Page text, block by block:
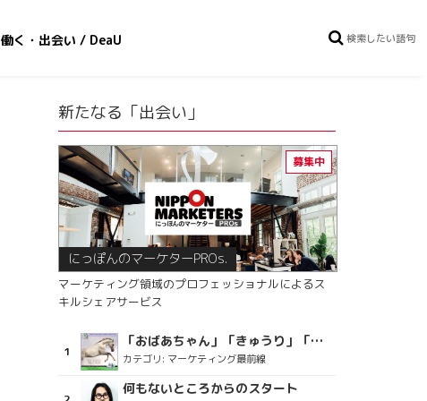
働く・出会い / DeaU
新たなる「出会い」
にっぽんのマーケターPROs.
マーケティング領域のプロフェッショナルによるス
キルシェアサービス
「おばあちゃん」「きゅうり」「ディスコで踊るおじさん」をCM素材に使った、「気持ちよさ」が売りの意外な商品とは？
カテゴリ: マーケティング最前線
何もないところからのスタート